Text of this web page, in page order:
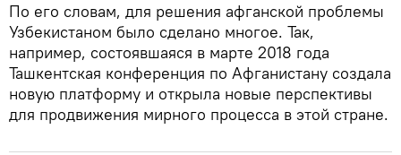
По его словам, для решения афганской проблемы
Узбекистаном было сделано многое. Так,
например, состоявшаяся в марте 2018 года
Ташкентская конференция по Афганистану создала
новую платформу и открыла новые перспективы
для продвижения мирного процесса в этой стране.